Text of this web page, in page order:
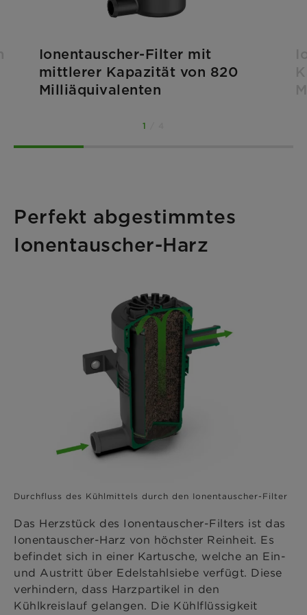
Ionentauscher-Filter mit
mittlerer Kapazität von 820
Milliäquivalenten
1
Perfekt abgestimmtes
Ionentauscher-Harz
Durchfluss des Kühlmittels durch den Ionentauscher-Filter
Das Herzstück des Ionentauscher-Filters ist das
Ionentauscher-Harz von höchster Reinheit. Es
befindet sich in einer Kartusche, welche an Ein-
und Austritt über Edelstahlsiebe verfügt. Diese
verhindern, dass Harzpartikel in den
Kühlkreislauf gelangen. Die Kühlflüssigkeit